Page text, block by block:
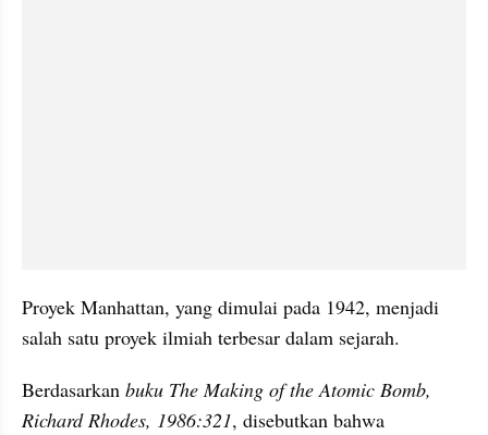
Proyek Manhattan, yang dimulai pada 1942, menjadi
salah satu proyek ilmiah terbesar dalam sejarah.
Berdasarkan buku The Making of the Atomic Bomb,
Richard Rhodes, 1986:321, disebutkan bahwa